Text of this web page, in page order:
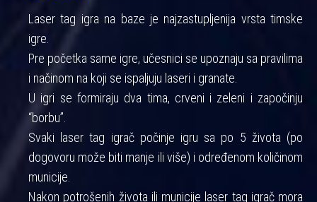
Laser tag igra na baze je najzastupljenija vrsta timske
igre.
Pre početka same igre, učesnici se upoznaju sa pravilima
i načinom na koji se ispaljuju laseri i granate.
U igri se formiraju dva tima, crveni i zeleni i započinju
“borbu”.
Svaki laser tag igrač počinje igru sa po 5 života (po
dogovoru može biti manje ili više) i određenom količinom
municije.
Nakon potrošenih života ili municije laser tag igrač mora